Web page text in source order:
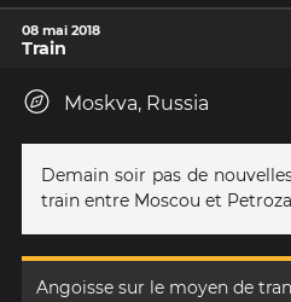
08 mai 2018
Train
Moskva, Russia
Demain soir pas de
train entre Moscou et
Angoisse sur le moyen de